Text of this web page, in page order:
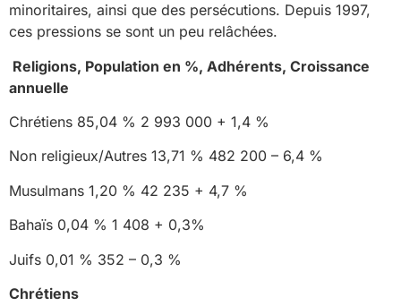
minoritaires, ainsi que des persécutions. Depuis 1997,
ces pressions se sont un peu relâchées.
Religions, Population en %, Adhérents, Croissance
annuelle
Chrétiens 85,04 % 2 993 000 + 1,4 %
Non religieux/Autres 13,71 % 482 200 – 6,4 %
Musulmans 1,20 % 42 235 + 4,7 %
Bahaïs 0,04 % 1 408 + 0,3%
Juifs 0,01 % 352 – 0,3 %
Chrétiens